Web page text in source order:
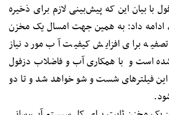
با بیان این که پیش‌بینی لازم برای ذخیره
داد: به همین جهت امسال یک مخزن
برای افزایش کیفیت آب مورد نیاز
است و با همکاری آب و فاضلاب دزفول
فیلترهای شست و شو خواهد شد و تا دو